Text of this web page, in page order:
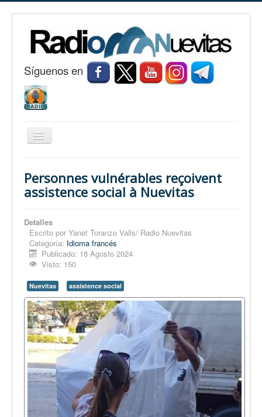
Síguenos en
Cambiar
Nuevitas
Conozca Nuevitas
Fotorreportaje
Opinión
En audio
Medio Ambiente
Ciencia, tecnología y curiosidades
Francés
Inglés
Desempolvando la historia
Personnes vulnérables reçoivent
assistence social à Nuevitas
Detalles
Escrito por Yanet Toranzo Valls/ Radio Nuevitas
Categoría: Idioma francés
Publicado: 18 Agosto 2024
Visto: 150
Nuevitas assistence social